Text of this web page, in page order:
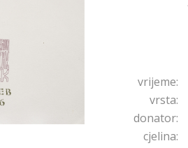
vrijeme:
vrsta:
donator:
cjelina: